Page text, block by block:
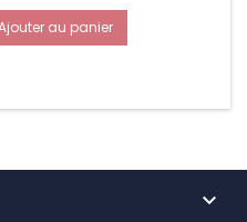
Matière polyester
de températures,
au panier
